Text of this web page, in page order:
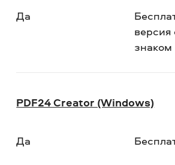
Да
знаком
PDF24 Creator (Windows)
Да